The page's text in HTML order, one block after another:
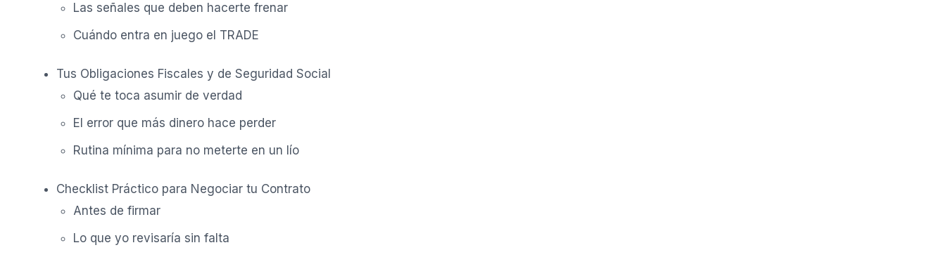
Las señales que deben hacerte frenar
Cuándo entra en juego el TRADE
Tus Obligaciones Fiscales y de Seguridad Social
Qué te toca asumir de verdad
El error que más dinero hace perder
Rutina mínima para no meterte en un lío
Checklist Práctico para Negociar tu Contrato
Antes de firmar
Lo que yo revisaría sin falta